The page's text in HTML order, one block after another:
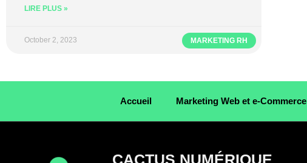
MARKETING RH
LIRE PLUS »
October 2, 2023
Accueil Marketing Web et e-Commerce
CACTUS NUMÉRIQUE